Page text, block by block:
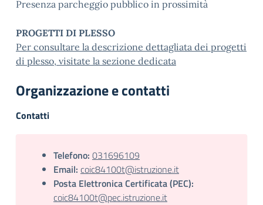
Presenza parcheggio pubblico in prossimità
PROGETTI DI PLESSO
Per consultare la descrizione dettagliata dei progetti
di plesso, visitate la sezione dedicata
Organizzazione e contatti
Contatti
Telefono: 031696109
Email: coic84100t@istruzione.it
Posta Elettronica Certificata (PEC):
coic84100t@pec.istruzione.it